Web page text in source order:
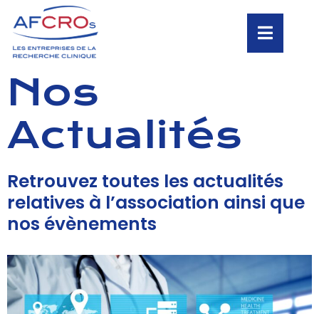
Nos
Actualités
Retrouvez toutes les actualités
relatives à l’association ainsi que
nos évènements